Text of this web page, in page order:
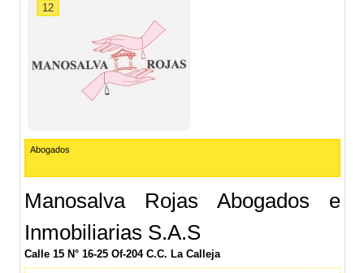
12
Abogados
Manosalva Rojas Abogados e
Inmobiliarias S.A.S
Calle 15 N° 16-25 Of-204 C.C. La Calleja